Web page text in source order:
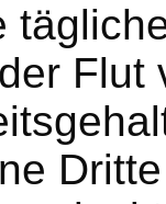
Flut